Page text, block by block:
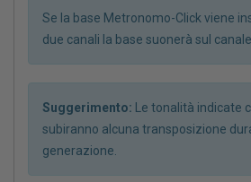
Se la base Metronomo-Click viene
due canali la base suonerà sul
Suggerimento: Le tonalità indicate
subiranno alcuna transposizione
generazione.